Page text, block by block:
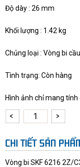
Độ dày : 26 mm
Khối lượng : 1.42 kg
Chủng loại : Vòng bi cầu
Tình trạng: Còn hàng
Hình ảnh chỉ mang
CHI TIẾT SẢN
Vòng bi SKF 6216 2Z/